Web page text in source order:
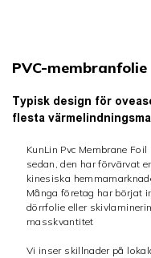
PVC-membranfolie
Typisk design för
flesta
KunLin Pvc Membrane
sedan, den har förvärvat
kinesiska
Många företag har börjat
dörrfolie eller
masskvantitet
Vi inser skillnader på